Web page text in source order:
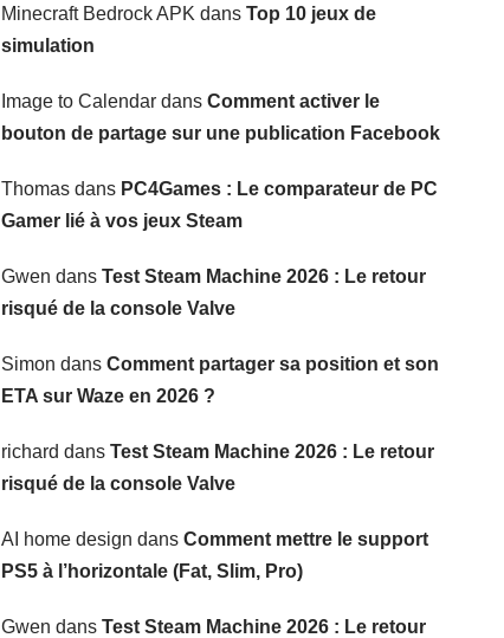
Minecraft Bedrock APK dans Top 10 jeux de
simulation
Image to Calendardans Comment activer le
bouton de partage sur une publication Facebook
Thomasdans PC4Games : Le comparateur de PC
Gamer lié à vos jeux Steam
Gwen dans Test Steam Machine 2026 : Le retour
risqué de la console Valve
Simon dans Comment partager sa position et son
ETA sur Waze en 2026 ?
richard dans Test Steam Machine 2026 : Le retour
risqué de la console Valve
AI home design dans Comment mettre le support
PS5 à l’horizontale (Fat, Slim, Pro)
Gwen dans Test Steam Machine 2026 : Le retour